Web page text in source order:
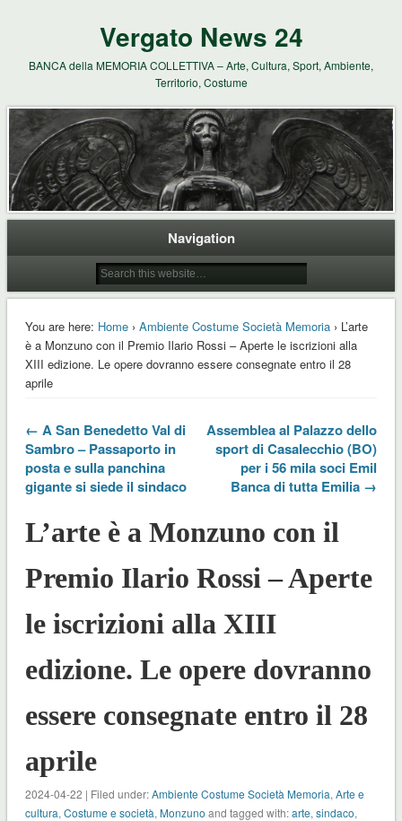
Vergato News 24
BANCA della MEMORIA COLLETTIVA – Arte, Cultura, Sport, Ambiente,
Territorio, Costume
Navigation
You are here: Home› Ambiente Costume Società Memoria› L’arte
è a Monzuno con il Premio Ilario Rossi – Aperte le iscrizioni alla
XIII edizione. Le opere dovranno essere consegnate entro il 28
aprile
← A San Benedetto Val di
Sambro – Passaporto in
posta e sulla panchina
gigante si siede il sindaco
Assemblea al Palazzo dello
sport di Casalecchio (BO)
per i 56 mila soci Emil
Banca di tutta Emilia →
L’arte è a Monzuno con il
Premio Ilario Rossi – Aperte
le iscrizioni alla XIII
edizione. Le opere dovranno
essere consegnate entro il 28
aprile
2024-04-22 | Filed under:Ambiente Costume Società Memoria, Arte e
cultura, Costume e società, Monzuno and tagged with:arte, sindaco,